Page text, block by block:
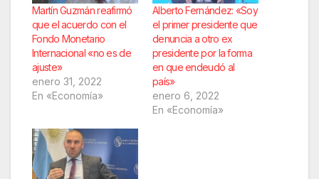
Martín Guzmán reafirmó
que el acuerdo con el
Fondo Monetario
Internacional «no es de
ajuste»
enero 31, 2022
En «Economía»
Alberto Fernández: «Soy
el primer presidente que
denuncia a otro ex
presidente por la forma
en que endeudó al
país»
enero 6, 2022
En «Economía»